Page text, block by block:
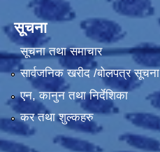
सूचना
सूचना तथा समाचार
सार्वजनिक खरीद /बोलपत्र सूचना
एन, कानुन तथा निर्देशिका
कर तथा शुल्कहरु